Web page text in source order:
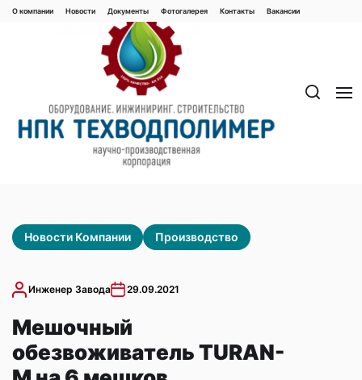
Перейти
Новости Компании Производство
Инженер Завода 29.09.2021
Мешочный
обезвоживатель TURAN-
О компании Новости Документы Фотогалерея Контaкты Вакaнсии